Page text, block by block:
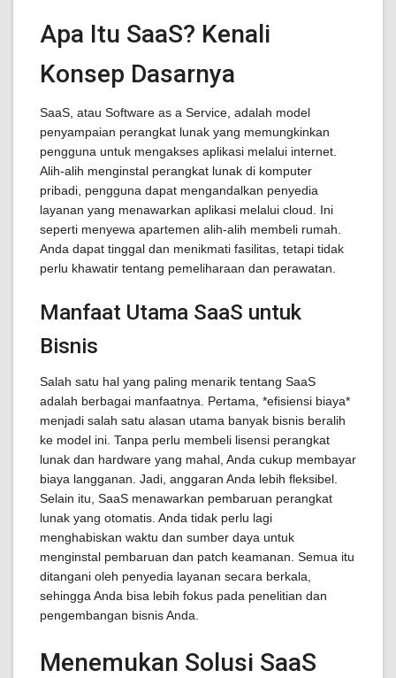
Apa Itu SaaS? Kenali
Konsep Dasarnya
SaaS, atau Software as a Service, adalah model
penyampaian perangkat lunak yang memungkinkan
pengguna untuk mengakses aplikasi melalui internet.
Alih-alih menginstal perangkat lunak di komputer
pribadi, pengguna dapat mengandalkan penyedia
layanan yang menawarkan aplikasi melalui cloud. Ini
seperti menyewa apartemen alih-alih membeli rumah.
Anda dapat tinggal dan menikmati fasilitas, tetapi tidak
perlu khawatir tentang pemeliharaan dan perawatan.
Manfaat Utama SaaS untuk
Bisnis
Salah satu hal yang paling menarik tentang SaaS
adalah berbagai manfaatnya. Pertama, *efisiensi biaya*
menjadi salah satu alasan utama banyak bisnis beralih
ke model ini. Tanpa perlu membeli lisensi perangkat
lunak dan hardware yang mahal, Anda cukup membayar
biaya langganan. Jadi, anggaran Anda lebih fleksibel.
Selain itu, SaaS menawarkan pembaruan perangkat
lunak yang otomatis. Anda tidak perlu lagi
menghabiskan waktu dan sumber daya untuk
menginstal pembaruan dan patch keamanan. Semua itu
ditangani oleh penyedia layanan secara berkala,
sehingga Anda bisa lebih fokus pada penelitian dan
pengembangan bisnis Anda.
Menemukan Solusi SaaS